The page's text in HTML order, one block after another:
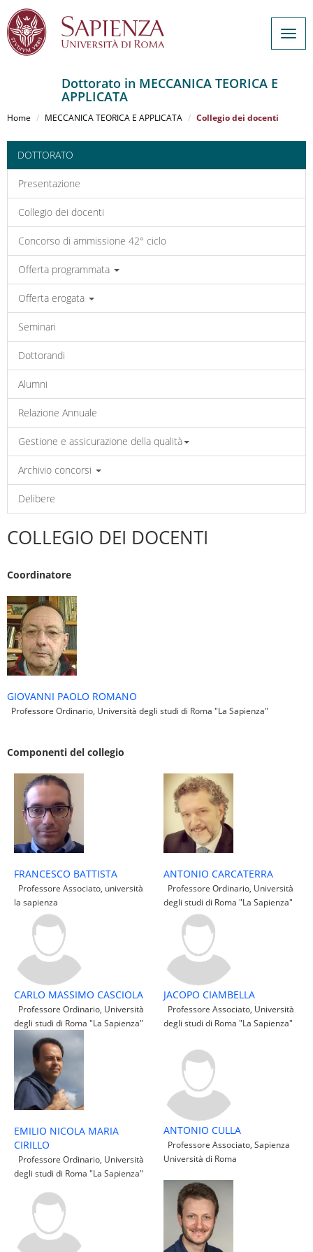
al
principale
Dottorato in MECCANICA TEORICA E
APPLICATA
Home MECCANICA TEORICA E APPLICATA Collegio dei docenti
DOTTORATO
Presentazione
Collegio dei docenti
Concorso di ammissione 42° ciclo
Offerta programmata
Offerta erogata
Seminari
Dottorandi
Alumni
Relazione Annuale
Gestione e assicurazione della qualità
Archivio concorsi
Delibere
COLLEGIO DEI DOCENTI
Coordinatore
GIOVANNI PAOLO ROMANO
Professore Ordinario, Università degli studi di Roma "La Sapienza"
Componenti del collegio
FRANCESCO BATTISTA
Professore Associato, università
la sapienza
ANTONIO CARCATERRA
Professore Ordinario, Università
degli studi di Roma "La Sapienza"
CARLO MASSIMO CASCIOLA
Professore Ordinario, Università
degli studi di Roma "La Sapienza"
JACOPO CIAMBELLA
Professore Associato, Università
degli studi di Roma "La Sapienza"
EMILIO NICOLA MARIA
CIRILLO
Professore Ordinario, Università
degli studi di Roma "La Sapienza"
ANTONIO CULLA
Professore Associato, Sapienza
Università di Roma